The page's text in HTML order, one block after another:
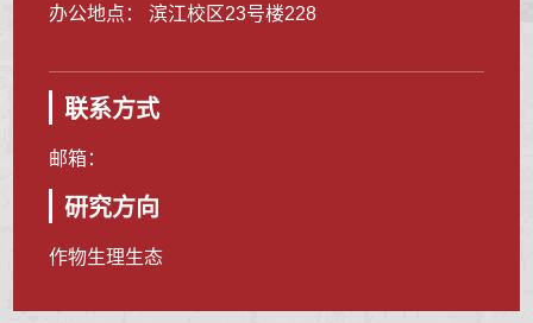
办公地点： 滨江校区23号楼228
联系方式
邮箱：
研究方向
作物生理生态